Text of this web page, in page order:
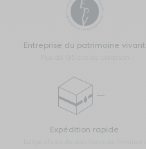
Entreprise du patrimoine vivant
Expédition rapide